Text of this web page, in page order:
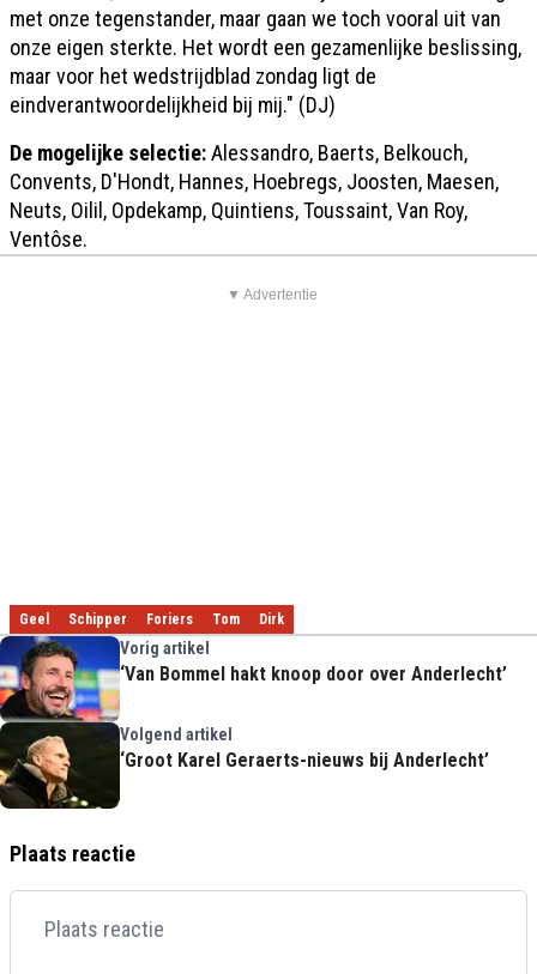
met onze tegenstander, maar gaan we toch vooral uit van
onze eigen sterkte. Het wordt een gezamenlijke beslissing,
maar voor het wedstrijdblad zondag ligt de
eindverantwoordelijkheid bij mij." (DJ)
De mogelijke selectie:Alessandro, Baerts, Belkouch,
Convents, D'Hondt, Hannes, Hoebregs, Joosten, Maesen,
Neuts, Oilil, Opdekamp, Quintiens, Toussaint, Van Roy,
Ventôse.
▼ Advertentie
Geel Schipper Foriers Tom Dirk
Vorig artikel
‘Van Bommel hakt knoop door over Anderlecht’
Volgend artikel
‘Groot Karel Geraerts-nieuws bij Anderlecht’
Plaats reactie